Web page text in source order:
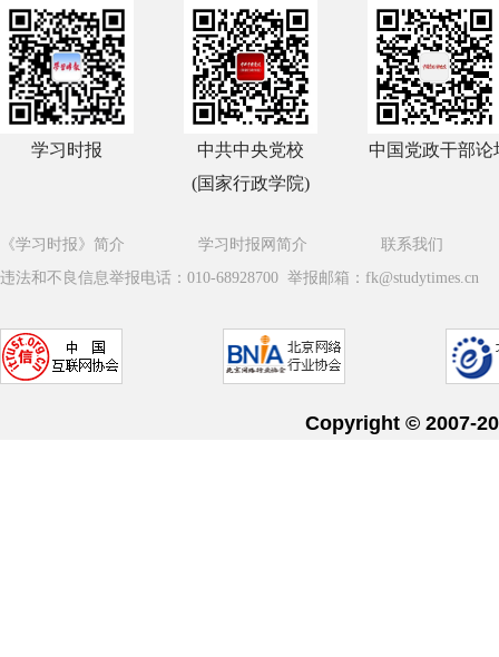
学习时报
中共中央党校
(国家行政学院)
中国党政干部论
《学习时报》简介 学习时报网简介
联系我们
违法和不良信息举报电话：010-68928700 举报邮箱：fk@studytimes.cn
Copyright © 2007-